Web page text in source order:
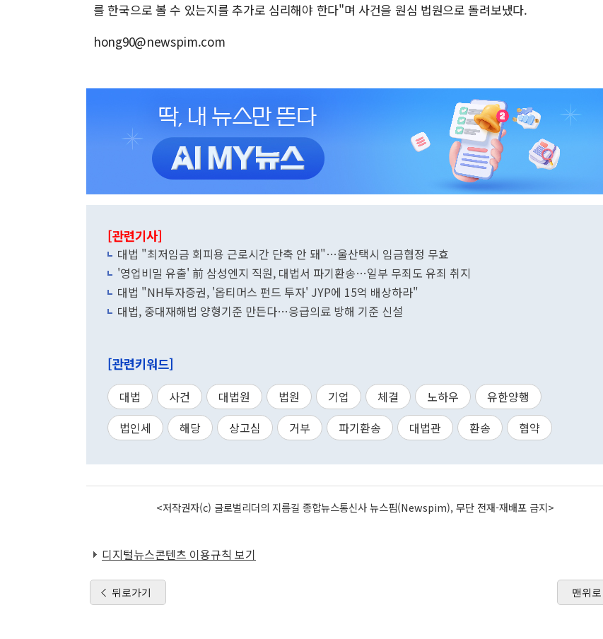
를 한국으로 볼 수 있는지를 추가로 심리해야 한다"며 사건을 원심 법원으로 돌려보냈다.
hong90@newspim.com
[관련기사]
대법 "최저임금 회피용 근로시간 단축 안 돼"…울산택시 임금협정 무효
'영업비밀 유출' 前 삼성엔지 직원, 대법서 파기환송…일부 무죄도 유죄 취지
대법 "NH투자증권, '옵티머스 펀드 투자' JYP에 15억 배상하라"
대법, 중대재해법 양형기준 만든다…응급의료 방해 기준 신설
[관련키워드]
대법 사건 대법원 법원 기업 체결 노하우
유한양행
법인세
해당 상고심 거부 파기환송 대법관 환송 협약
<저작권자(c) 글로벌리더의 지름길 종합뉴스통신사 뉴스핌(Newspim), 무단 전재-재배포 금지>
디지털뉴스콘텐츠 이용규칙 보기
뒤로가기 맨위로